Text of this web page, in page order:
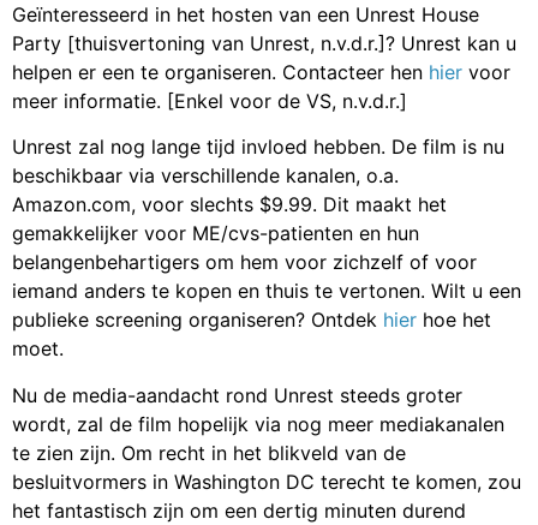
Geïnteresseerd in het hosten van een Unrest House
Party [thuisvertoning van Unrest, n.v.d.r.]? Unrest kan u
helpen er een te organiseren. Contacteer hen hier voor
meer informatie. [Enkel voor de VS, n.v.d.r.]
Unrest zal nog lange tijd invloed hebben. De film is nu
beschikbaar via verschillende kanalen, o.a.
Amazon.com, voor slechts $9.99. Dit maakt het
gemakkelijker voor ME/cvs-patienten en hun
belangenbehartigers om hem voor zichzelf of voor
iemand anders te kopen en thuis te vertonen. Wilt u een
publieke screening organiseren? Ontdek hier hoe het
moet.
Nu de media-aandacht rond Unrest steeds groter
wordt, zal de film hopelijk via nog meer mediakanalen
te zien zijn. Om recht in het blikveld van de
besluitvormers in Washington DC terecht te komen, zou
het fantastisch zijn om een dertig minuten durend